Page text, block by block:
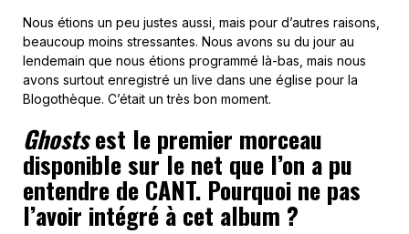
Nous étions un peu justes aussi, mais pour d’autres raisons,
beaucoup moins stressantes. Nous avons su du jour au
lendemain que nous étions programmé là-bas, mais nous
avons surtout enregistré un live dans une église pour la
Blogothèque. C’était un très bon moment.
Ghostsest le premier morceau
disponible sur le net que l’on a pu
entendre de CANT. Pourquoi ne pas
l’avoir intégré à cet album ?